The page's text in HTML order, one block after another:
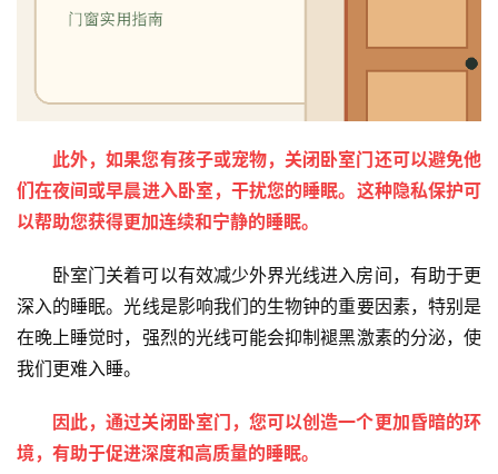
院
大
铸
铝
门
套
登录 注册
此外，如果您有孩子或宠物，关闭卧室门还可以避免他
们在夜间或早晨进入卧室，干扰您的睡眠。这种隐私保护可
以帮助您获得更加连续和宁静的睡眠。
卧室门关着可以有效减少外界光线进入房间，有助于更
深入的睡眠。光线是影响我们的生物钟的重要因素，特别是
在晚上睡觉时，强烈的光线可能会抑制褪黑激素的分泌，使
我们更难入睡。
因此，通过关闭卧室门，您可以创造一个更加昏暗的环
境，有助于促进深度和高质量的睡眠。